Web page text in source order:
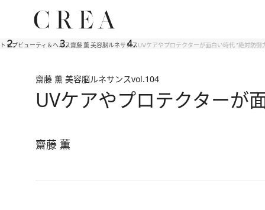
トップビューティ＆ヘルス齋藤 薫 美容脳ルネサンスUVケアやプロテクターが面白い時代 “絶対防御
齋藤 薫 美容脳ルネサンスvol.104
UVケアやプロテクターが
齋藤 薫